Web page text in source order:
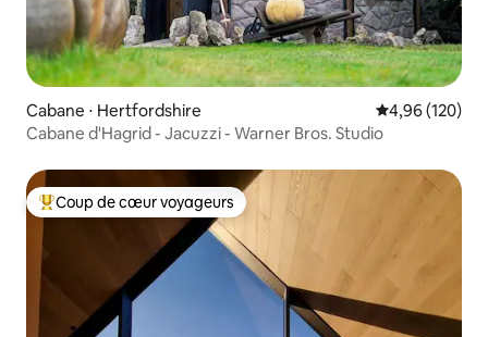
Cabane ⋅ Hertfordshire Évaluation
4,96 (120)
Cabane d'Hagrid - Jacuzzi - Warner Bros. Studio
Coups de cœur voyageurs les plus appréciés
Coup de cœur voyageurs